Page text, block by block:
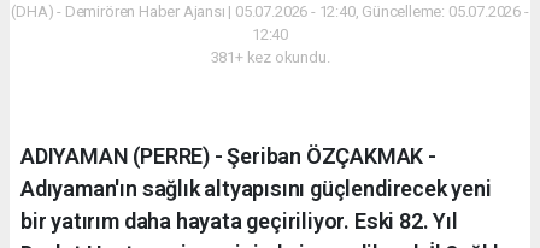
(DHA) - Demirören Haber Ajansı | 05.07.2026 - 12:40, Güncelleme: 05.07.2026 -
12:40
381+ kez okundu.
ADIYAMAN (PERRE) - Şeriban ÖZÇAKMAK -
Adıyaman'ın sağlık altyapısını güçlendirecek yeni
bir yatırım daha hayata geçiriliyor. Eski 82. Yıl